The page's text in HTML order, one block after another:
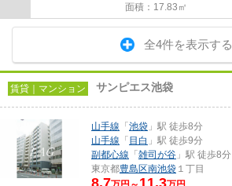
面積：17.83㎡
全4件を表示する
賃貸｜マンション サンピエス池袋
山手線 「 池袋 」駅 徒歩8分
山手線 「 目白 」駅 徒歩9分
副都心線 「 雑司が谷 」駅 徒歩8分
東京都豊島区南池袋 １丁目
8.7 11.3